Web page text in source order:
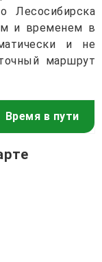
Лесосибирска
и временем в
и не
маршрут
Время в пути